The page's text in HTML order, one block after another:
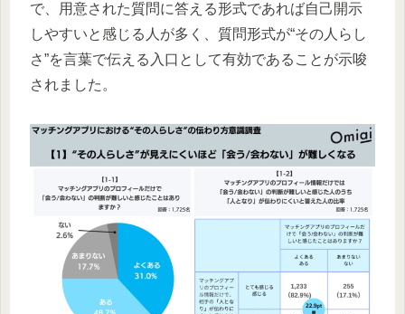
で、用意された質問に答える形式であれば自己開示
しやすいと感じる人が多く、質問形式が“その人らし
さ”を言葉で伝える入口として有効であることが示唆
されました。